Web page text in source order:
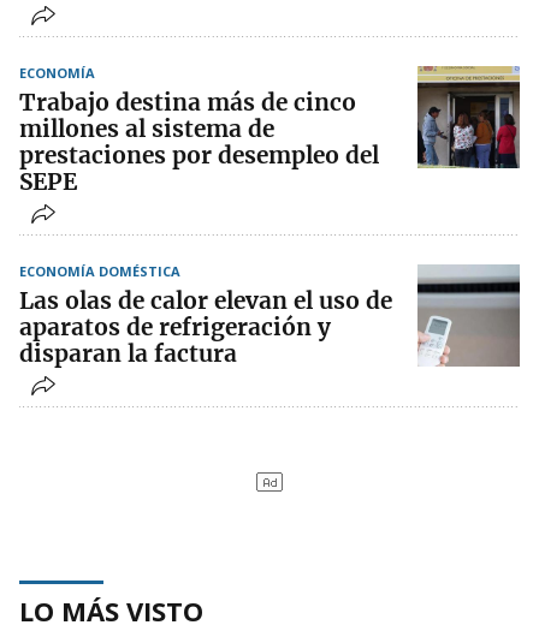
ECONOMÍA
Trabajo destina más de cinco
millones al sistema de
prestaciones por desempleo del
SEPE
ECONOMÍA DOMÉSTICA
Las olas de calor elevan el uso de
aparatos de refrigeración y
disparan la factura
LO MÁS VISTO